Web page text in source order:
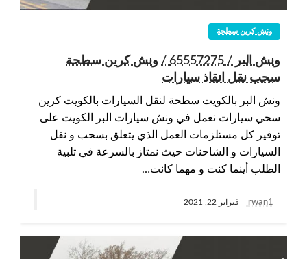
ونش كرين سطحة
ونش البر / 65557275 / ونش كرين سطحة
سحب نقل انقاذ سيارات
ونش البر بالكويت سطحة لنقل السيارات بالكويت كرين
سحي سيارات نعمل في ونش سيارات البر الكويت على
توفير كل مستلزمات العمل الذي يتعلق بسحب و نقل
السيارات و الشاحنات حيث نمتاز بالسرعة في تلبية
الطلب أينما كنت و مهما كانت…
rwan1 فبراير 22, 2021